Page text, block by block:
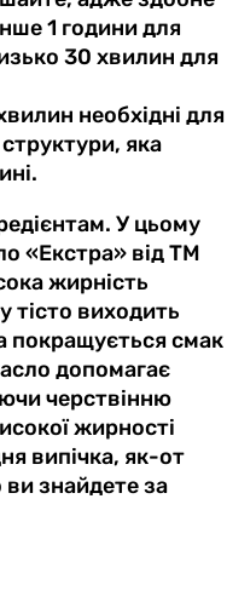
1 години для
30 хвилин для
необхідні для
яка
У цьому
«Екстра» від ТМ
жирність
тісто виходить
покращується смак
допомагає
черствінню
жирності
випічка, як-от
ви знайдете за